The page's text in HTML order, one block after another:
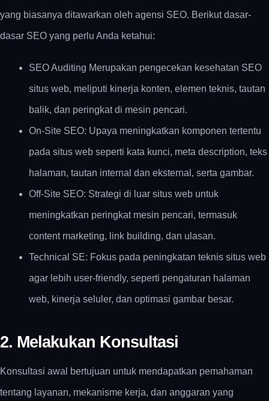
yang biasanya ditawarkan oleh agensi SEO. Berikut dasar-
dasar SEO yang perlu Anda ketahui:
SEO Auditing Merupakan pengecekan kesehatan SEO
situs web, meliputi kinerja konten, elemen teknis, tautan
balik, dan peringkat di mesin pencari.
On-Site SEO: Upaya meningkatkan komponen tertentu
pada situs web seperti kata kunci, meta description, teks
halaman, tautan internal dan eksternal, serta gambar.
Off-Site SEO: Strategi di luar situs web untuk
meningkatkan peringkat mesin pencari, termasuk
content marketing, link building, dan ulasan.
Technical SE: Fokus pada peningkatan teknis situs web
agar lebih user-friendly, seperti pengaturan halaman
web, kinerja seluler, dan optimasi gambar besar.
2. Melakukan Konsultasi
Konsultasi awal bertujuan untuk mendapatkan pemahaman
tentang layanan, mekanisme kerja, dan anggaran yang